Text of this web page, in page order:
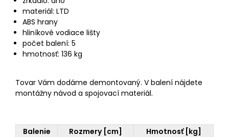
materiál: LTD
ABS hrany
hliníkové vodiace lišty
počet balení: 5
hmotnosť: 136 kg
Tovar Vám dodáme demontovaný. V balení nájdete
montážny návod a spojovací materiál.
Balenie Rozmery [cm]
Hmotnosť [kg]